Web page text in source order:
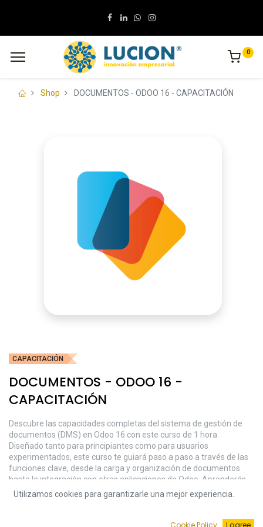
0
Shop DOCUMENTOS - ODOO 16 - CAPACITACIÓN
CAPACITACIÓN
DOCUMENTOS - ODOO 16 -
CAPACITACIÓN
Descubre las capacidades completas del sistema de gestión de
documentos (DMS) en Odoo 16 con este curso de 1 hora.
Diseñado tanto para principiantes como para usuarios
experimentados, este curso te guiará paso a paso a través de las
funciones clave, desde la carga y organización de documentos
hasta la integración con otras aplicaciones de Odoo. Aprenderás
las mejores prácticas para gestionar tus documentos de forma
eficiente y cómo aprovechar al máximo las características
tutoriales interactivos, estarás listo para transformar la forma en
Utilizamos cookies para garantizarle una mejor experiencia.
Cookie Policy I agree